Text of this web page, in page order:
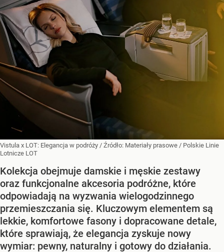
Vistula x LOT: Elegancja w podróży / Źródło: Materiały prasowe / Polskie Linie
Lotnicze LOT
Kolekcja obejmuje damskie i męskie zestawy
oraz funkcjonalne akcesoria podróżne, które
odpowiadają na wyzwania wielogodzinnego
przemieszczania się. Kluczowym elementem są
lekkie, komfortowe fasony i dopracowane detale,
które sprawiają, że elegancja zyskuje nowy
wymiar: pewny, naturalny i gotowy do działania.